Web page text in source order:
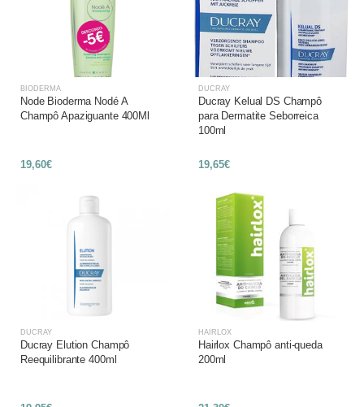
BIODERMA
Node Bioderma Nodé A
Champô Apaziguante 400Ml
19,60€
DUCRAY
Ducray Kelual DS Champô
para Dermatite Seborreica
100ml
19,65€
DUCRAY
Ducray Elution Champô
Reequilibrante 400ml
HAIRLOX
Hairlox Champô anti-queda
200ml